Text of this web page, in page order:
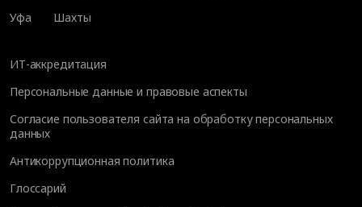
Уфа
Шахты
ИТ-аккредитация
Персональные данные и правовые аспекты
Согласие пользователя сайта на обработку персональных
данных
Антикоррупционная политика
Глоссарий